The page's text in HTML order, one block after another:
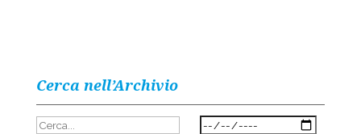
Cerca nell’Archivio